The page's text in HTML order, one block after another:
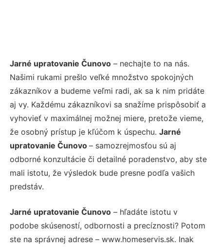
Jarné upratovanie Čunovo – nechajte to na nás.
Našimi rukami prešlo veľké množstvo spokojných
zákazníkov a budeme veľmi radi, ak sa k nim pridáte
aj vy. Každému zákazníkovi sa snažíme prispôsobiť a
vyhovieť v maximálnej možnej miere, pretože vieme,
že osobný prístup je kľúčom k úspechu. Jarné
upratovanie Čunovo – samozrejmosťou sú aj
odborné konzultácie či detailné poradenstvo, aby ste
mali istotu, že výsledok bude presne podľa vašich
predstáv.
Jarné upratovanie Čunovo – hľadáte istotu v
podobe skúseností, odbornosti a precíznosti? Potom
ste na správnej adrese – www.homeservis.sk. Inak